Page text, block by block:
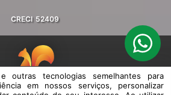
CRECI 52409
PELAAGIL.NET
outras tecnologias semelhantes para
em nossos serviços, personalizar